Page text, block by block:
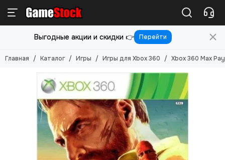
Игры
Смотреть все товары
Игры для PlayStation 5
Игры для PlayStation 3
Игры для PlayStation 2
Игры для Nintendo Switch 2
Игры для Nintendo Switch
Игры для Nintendo 3DS
Игры для Xbox ONE/SERIES S/X
Игры для Xbox Original
Выгодные акции и скидки 👉 Перейти
Главная Каталог Игры Игры для Xbox 360 Xbox 360 Max